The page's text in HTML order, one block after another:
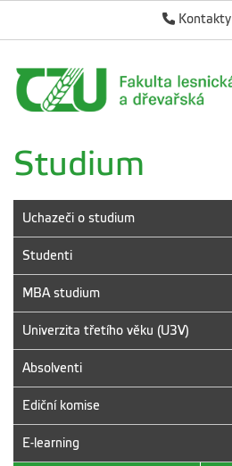
Kontakty
Studium
Uchazeči o studium
Studenti
MBA studium
Univerzita třetího věku (U3V)
Absolventi
Ediční komise
E-learning